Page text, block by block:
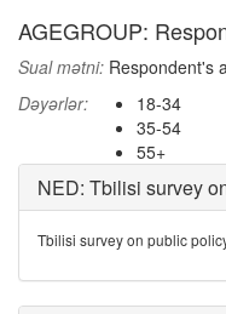
AGEGROUP:
Sual mətni: Respondent's
Dəyərlər:
18-34
35-54
55+
NED: Tbilisi survey
Tbilisi survey on public